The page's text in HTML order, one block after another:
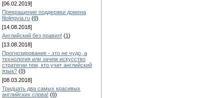
[06.02.2019]
Прекращение поддержки домена
filolingvia.ru (0)
[14.08.2018]
Английский без правил! (1)
[13.08.2018]
Прогнозирование - это не чудо, а
технология или зачем искусство
стратегии тем, кто учит английский
язык? (0)
[08.03.2018]
Тридцать два самых красивых
английских слова! (0)